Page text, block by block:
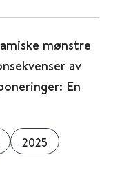
mønstre
av
En
2025